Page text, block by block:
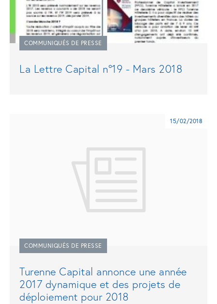
COMMUNIQUÉS DE PRESSE
La Lettre Capital n°19 - Mars 2018
15/02/2018
COMMUNIQUÉS DE PRESSE
Turenne Capital annonce une année
2017 dynamique et des projets de
déploiement pour 2018